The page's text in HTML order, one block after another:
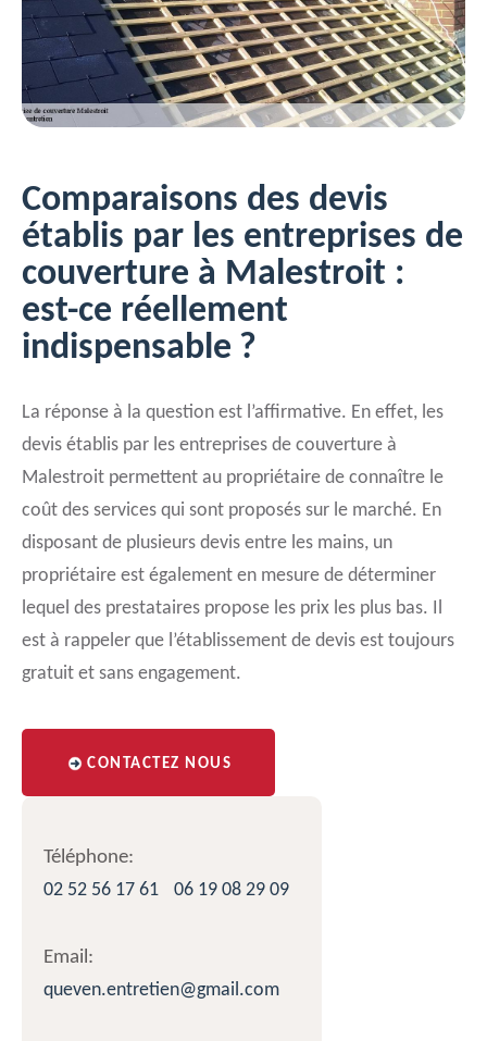
Comparaisons des devis
établis par les entreprises de
couverture à Malestroit :
est-ce réellement
indispensable ?
La réponse à la question est l’affirmative. En effet, les
devis établis par les entreprises de couverture à
Malestroit permettent au propriétaire de connaître le
coût des services qui sont proposés sur le marché. En
disposant de plusieurs devis entre les mains, un
propriétaire est également en mesure de déterminer
lequel des prestataires propose les prix les plus bas. Il
est à rappeler que l’établissement de devis est toujours
gratuit et sans engagement.
CONTACTEZ NOUS
Téléphone:
02 52 56 17 61
06 19 08 29 09
Email:
queven.entretien@gmail.com